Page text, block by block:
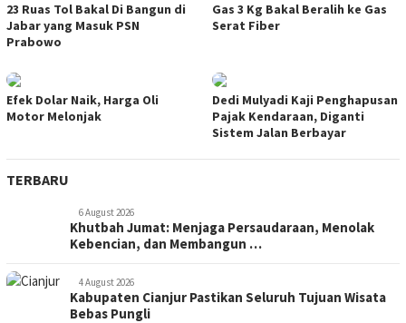
23 Ruas Tol Bakal Di Bangun di
Jabar yang Masuk PSN
Prabowo
Gas 3 Kg Bakal Beralih ke Gas
Serat Fiber
Efek Dolar Naik, Harga Oli
Motor Melonjak
Dedi Mulyadi Kaji Penghapusan
Pajak Kendaraan, Diganti
Sistem Jalan Berbayar
TERBARU
6 August 2026
Khutbah Jumat: Menjaga Persaudaraan, Menolak
Kebencian, dan Membangun …
4 August 2026
Kabupaten Cianjur Pastikan Seluruh Tujuan Wisata
Bebas Pungli